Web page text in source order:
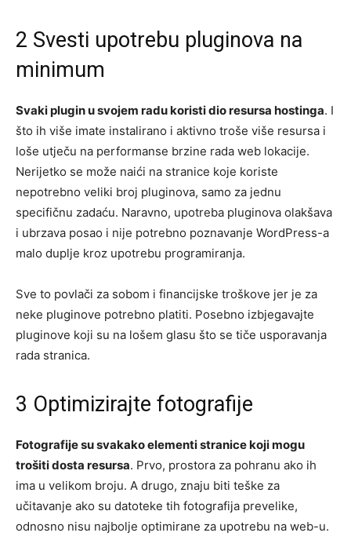
2 Svesti upotrebu pluginova na
minimum
Svaki plugin u svojem radu koristi dio resursa hostinga. I
što ih više imate instalirano i aktivno troše više resursa i
loše utječu na performanse brzine rada web lokacije.
Nerijetko se može naići na stranice koje koriste
nepotrebno veliki broj pluginova, samo za jednu
specifičnu zadaću. Naravno, upotreba pluginova olakšava
i ubrzava posao i nije potrebno poznavanje WordPress-a
malo duplje kroz upotrebu programiranja.
Sve to povlači za sobom i financijske troškove jer je za
neke pluginove potrebno platiti. Posebno izbjegavajte
pluginove koji su na lošem glasu što se tiče usporavanja
rada stranica.
3 Optimizirajte fotografije
Fotografije su svakako elementi stranice koji mogu
trošiti dosta resursa. Prvo, prostora za pohranu ako ih
ima u velikom broju. A drugo, znaju biti teške za
učitavanje ako su datoteke tih fotografija prevelike,
odnosno nisu najbolje optimirane za upotrebu na web-u.